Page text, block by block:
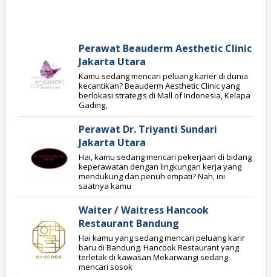
Perawat Beauderm Aesthetic Clinic
Jakarta Utara
Kamu sedang mencari peluang karier di dunia
kecantikan? Beauderm Aesthetic Clinic yang
berlokasi strategis di Mall of Indonesia, Kelapa
Gading,
Perawat Dr. Triyanti Sundari
Jakarta Utara
Hai, kamu sedang mencari pekerjaan di bidang
keperawatan dengan lingkungan kerja yang
mendukung dan penuh empati? Nah, ini
saatnya kamu
Waiter / Waitress Hancook
Restaurant Bandung
Hai kamu yang sedang mencari peluang karir
baru di Bandung. Hancook Restaurant yang
terletak di kawasan Mekarwangi sedang
mencari sosok